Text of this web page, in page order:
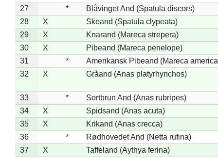
27
*
Blåvinget And (Spatula discors)
28
X
Skeand (Spatula clypeata)
29
X
Knarand (Mareca strepera)
30
X
Pibeand (Mareca penelope)
31
*
Amerikansk Pibeand (Mareca
32
X Gråand (Anas platyrhynchos)
33 *
Sortbrun And (Anas rubripes)
34
X
Spidsand (Anas acuta)
35
X
Krikand (Anas crecca)
36
*
Rødhovedet And (Netta rufina)
37
X
Taffeland (Aythya ferina)